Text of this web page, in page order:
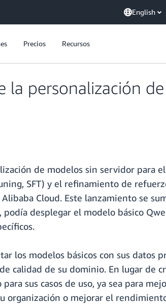
English
Precios Recursos
la personalización
de modelos sin servidor para
SFT) y el refinamiento de
Cloud. Este lanzamiento se
desplegar el modelo básico
los modelos básicos con sus datos
calidad de su dominio. En lugar de
sus casos de uso, ya sea para
organización o mejorar el